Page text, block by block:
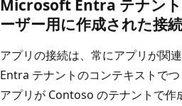
Microsoft Entra テナン
ーザー用に作成された接
アプリの接続は、常にアプリが関
Entra テナントのコンテキストでつ
アプリが Contoso のテナントで作